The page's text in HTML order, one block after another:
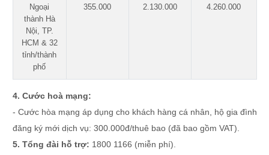
Ngoại
thành Hà
Nội, TP.
HCM & 32
tỉnh/thành
phố
355.000 2.130.000 4.260.000
4. Cước hoà mạng:
- Cước hòa mạng áp dụng cho khách hàng cá nhân, hộ gia đình
đăng ký mới dịch vụ: 300.000đ/thuê bao (đã bao gồm VAT).
5. Tổng đài hỗ trợ: 1800 1166 (miễn phí).